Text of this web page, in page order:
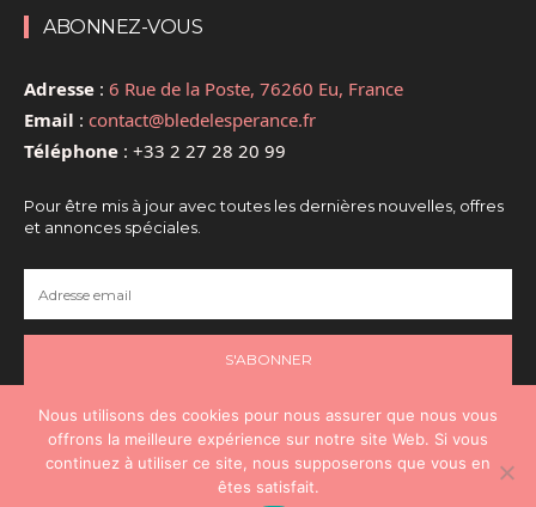
ABONNEZ-VOUS
Adresse : 6 Rue de la Poste, 76260 Eu, France
Email : contact@bledelesperance.fr
Téléphone : +33 2 27 28 20 99
Pour être mis à jour avec toutes les dernières nouvelles, offres
et annonces spéciales.
S'ABONNER
@2024 - Tous droits réservés - @Santé
Espérance
Nous utilisons des cookies pour nous assurer que nous vous
offrons la meilleure expérience sur notre site Web. Si vous
continuez à utiliser ce site, nous supposerons que vous en
êtes satisfait.